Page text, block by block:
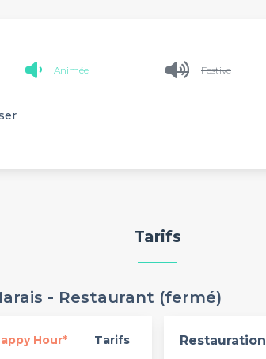
Animée Festive
Tarifs
- Restaurant (fermé)
Hour* Tarifs Restauration